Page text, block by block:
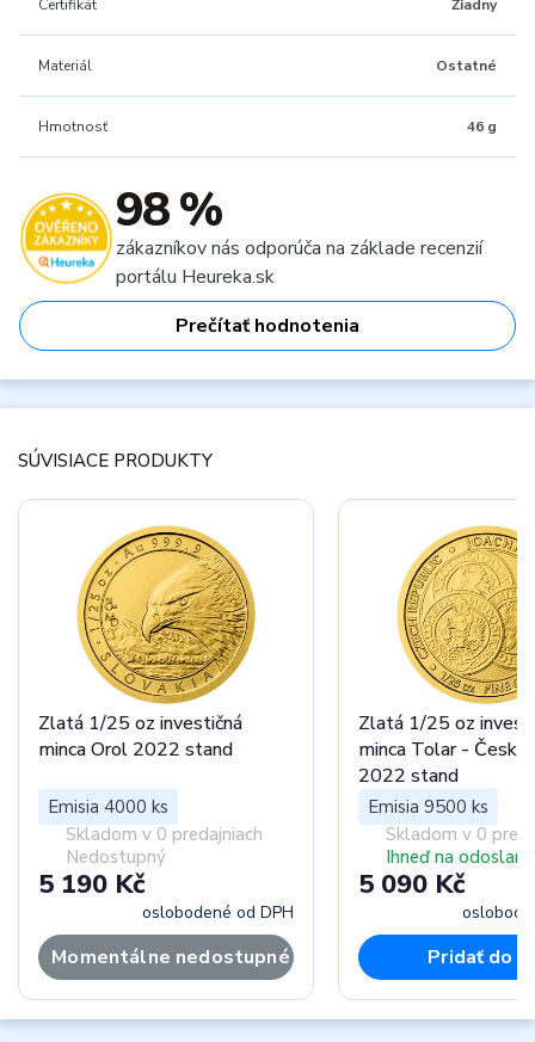
Certifikát Žiadny
Materiál Ostatné
Hmotnosť 46 g
98 %
zákazníkov nás odporúča na základe recenzií
portálu Heureka.sk
Prečítať hodnotenia
SÚVISIACE PRODUKTY
Zlatá 1/25 oz investičná
minca Orol 2022 stand
Emisia 4000 ks
Skladom v 0 predajniach
Nedostupný
5 190 Kč
oslobodené od DPH
Momentálne nedostupné
Zlatá 1/25 oz
minca Tolar - Česká
2022 stand
Emisia 9500 ks
Skladom v 0
Ihneď na
5 090 Kč
Pridať do